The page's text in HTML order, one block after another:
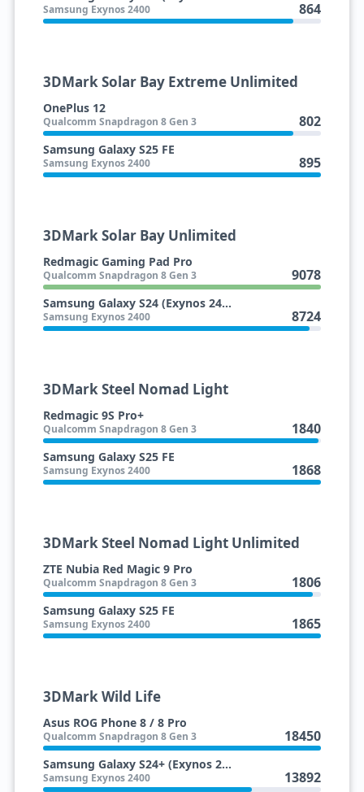
Samsung Exynos 2400 864
3DMark Solar Bay Extreme Unlimited
OnePlus 12
Qualcomm Snapdragon 8 Gen 3 802
Samsung Galaxy S25 FE
Samsung Exynos 2400 895
3DMark Solar Bay Unlimited
Redmagic Gaming Pad Pro
Qualcomm Snapdragon 8 Gen 3 9078
Samsung Galaxy S24 (Exynos 2400)
Samsung Exynos 2400 8724
3DMark Steel Nomad Light
Redmagic 9S Pro+
Qualcomm Snapdragon 8 Gen 3 1840
Samsung Galaxy S25 FE
Samsung Exynos 2400 1868
3DMark Steel Nomad Light Unlimited
ZTE Nubia Red Magic 9 Pro
Qualcomm Snapdragon 8 Gen 3 1806
Samsung Galaxy S25 FE
Samsung Exynos 2400 1865
3DMark Wild Life
Asus ROG Phone 8 / 8 Pro
Qualcomm Snapdragon 8 Gen 3 18450
Samsung Galaxy S24+ (Exynos 2400)
Samsung Exynos 2400 13892